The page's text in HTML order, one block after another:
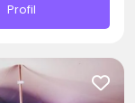
Profil